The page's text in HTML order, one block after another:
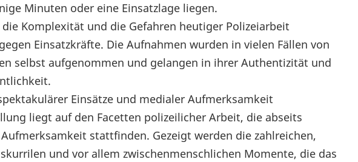
Minuten oder eine Einsatzlage liegen.
Komplexität und die Gefahren heutiger Polizeiarbeit
Einsatzkräfte. Die Aufnahmen wurden in vielen Fällen von
selbst aufgenommen und gelangen in ihrer Authentizität und
Einsätze und medialer Aufmerksamkeit
liegt auf den Facetten polizeilicher Arbeit, die abseits
stattfinden. Gezeigt werden die zahlreichen,
und vor allem zwischenmenschlichen Momente, die das